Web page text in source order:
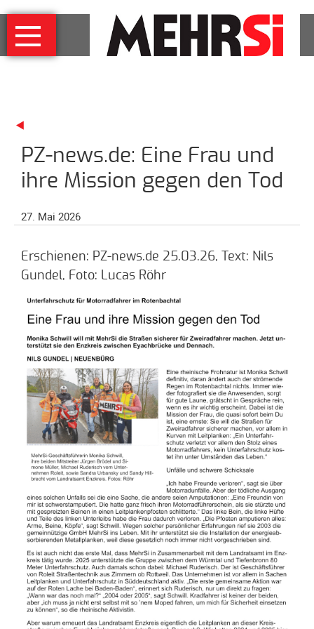
Navigation
überspringen
MEHRSi
Wer
Ziel
Strategie
Schirmherrschaft
für
MEHRSi
Spendenkonto
Förderer
werden
Fördererdaten
ändern
Gewerbliche
Förderer
Flyer
+
Achte
auf
Motorradfahrer
Merchandise
Aktionen
Info/Presse
PZ-news.de: Eine Frau und
ihre Mission gegen den Tod
27. Mai 2026
Erschienen: PZ-news.de 25.03.26, Text: Nils
Gundel, Foto: Lucas Röhr